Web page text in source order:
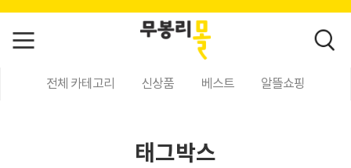
전체 카테고리 신상품 베스트 알뜰쇼핑
태그박스